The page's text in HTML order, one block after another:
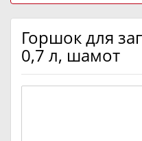
Горшок для
0,7 л, шамот